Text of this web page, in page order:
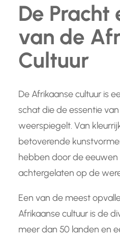
De Pracht
van de
Cultuur
De Afrikaanse cultuur is
schat die de essentie
weerspiegelt. Van
betoverende
hebben door de
achtergelaten op de
Een van de meest
Afrikaanse cultuur is de
meer dan 50 landen en